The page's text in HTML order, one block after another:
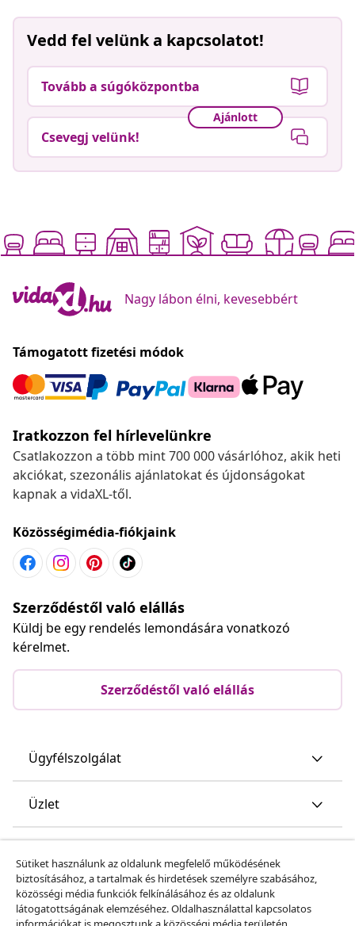
Vedd fel velünk a kapcsolatot!
Tovább a súgóközpontba
Ajánlott
Csevegj velünk!
Nagy lábon élni, kevesebbért
Támogatott fizetési módok
Iratkozzon fel hírlevelünkre
Csatlakozzon a több mint 700 000 vásárlóhoz, akik heti
akciókat, szezonális ajánlatokat és újdonságokat
kapnak a vidaXL-től.
Közösségimédia-fiókjaink
Szerződéstől való elállás
Küldj be egy rendelés lemondására vonatkozó
kérelmet.
Szerződéstől való elállás
Ügyfélszolgálat
Üzlet
Fedezz fel többet
Sütiket használunk az oldalunk megfelelő működésének
biztosításához, a tartalmak és hirdetések személyre szabásához,
közösségi média funkciók felkínálásához és az oldalunk
látogatottságának elemzéséhez. Oldalhasználattal kapcsolatos